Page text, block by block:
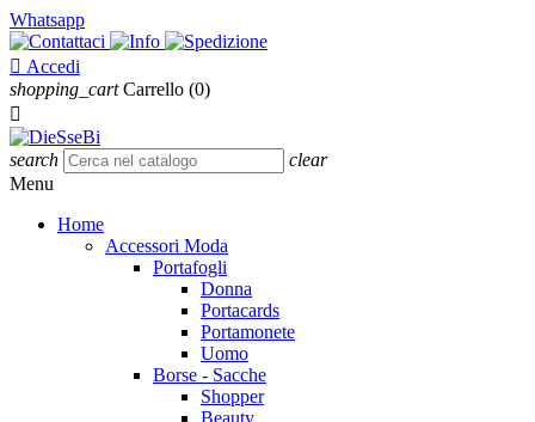
Whatsapp
 Accedi
shopping_cart Carrello (0)

search
clear
Menu
Home
Accessori Moda
Portafogli
Donna
Portacards
Portamonete
Uomo
Borse - Sacche
Shopper
Beauty